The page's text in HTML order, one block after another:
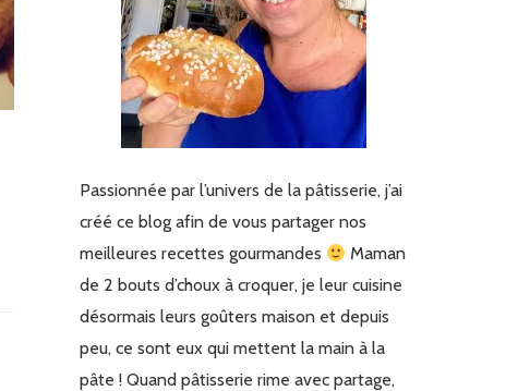
Passionnée par l’univers de la pâtisserie, j’ai
créé ce blog afin de vous partager nos
meilleures recettes gourmandes
Maman
de 2 bouts d’choux à croquer, je leur cuisine
désormais leurs goûters maison et depuis
peu, ce sont eux qui mettent la main à la
pâte ! Quand pâtisserie rime avec partage,